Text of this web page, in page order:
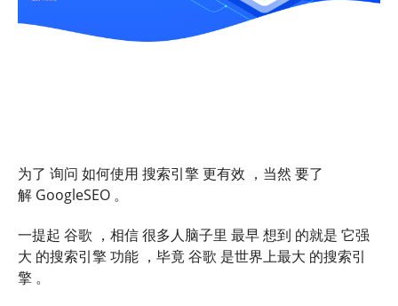
为了 询问 如何使用 搜索引擎 更有效 ，当然 要了
解 GoogleSEO 。
一提起 谷歌 ，相信 很多人脑子里 最早 想到 的就是 它强
大 的搜索引擎 功能 ，毕竟 谷歌 是世界上最大 的搜索引
擎 。